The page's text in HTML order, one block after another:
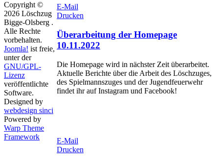
E-Mail
Drucken
Überarbeitung der Homepage
10.11.2022
Die Homepage wird in nächster Zeit überarbeitet.
Aktuelle Berichte über die Arbeit des Löschzuges,
des Spielmannszuges und der Jugendfeuerwehr
findet ihr auf Instagram und Facebook!
E-Mail
Drucken
Copyright ©
2026 Löschzug
Bigge-Olsberg .
Alle Rechte
vorbehalten.
Joomla! ist freie,
unter der
GNU/GPL-
Lizenz
veröffentlichte
Software.
Designed by
webdesign sinci
Powered by
Warp Theme
Framework